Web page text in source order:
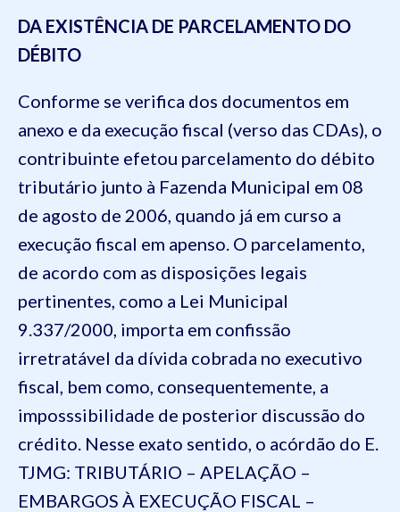
DA EXISTÊNCIA DE PARCELAMENTO DO
DÉBITO
Conforme se verifica dos documentos em
anexo e da execução fiscal (verso das CDAs), o
contribuinte efetou parcelamento do débito
tributário junto à Fazenda Municipal em 08
de agosto de 2006, quando já em curso a
execução fiscal em apenso. O parcelamento,
de acordo com as disposições legais
pertinentes, como a Lei Municipal
9.337/2000, importa em confissão
irretratável da dívida cobrada no executivo
fiscal, bem como, consequentemente, a
imposssibilidade de posterior discussão do
crédito. Nesse exato sentido, o acórdão do E.
TJMG: TRIBUTÁRIO – APELAÇÃO –
EMBARGOS À EXECUÇÃO FISCAL –